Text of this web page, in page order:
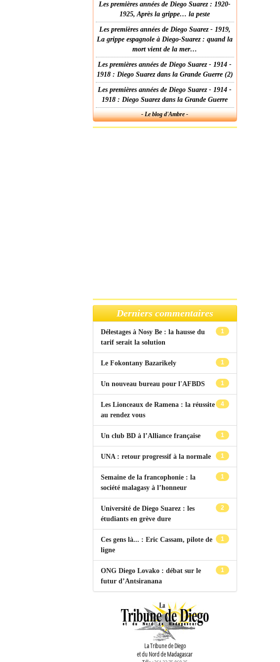
Les premières années de Diego Suarez : 1920-
1925, Après la grippe… la peste
Les premières années de Diego Suarez - 1919,
La grippe espagnole à Diego-Suarez : quand la
mort vient de la mer…
Les premières années de Diego Suarez - 1914 -
1918 : Diego Suarez dans la Grande Guerre (2)
Les premières années de Diego Suarez - 1914 -
1918 : Diego Suarez dans la Grande Guerre
- Le blog d'Ambre -
Derniers commentaires
1
Délestages à Nosy Be : la hausse du
tarif serait la solution
1
Le Fokontany Bazarikely
1
Un nouveau bureau pour l'AFBDS
4
Les Lionceaux de Ramena : la réussite
au rendez vous
1
Un club BD à l’Alliance française
1
UNA : retour progressif à la normale
1
Semaine de la francophonie : la
société malagasy à l’honneur
2
Université de Diego Suarez : les
étudiants en grève dure
1
Ces gens là... : Eric Cassam, pilote de
ligne
1
ONG Diego Lovako : débat sur le
futur d’Antsiranana
La Tribune de Diego
et du Nord de Madagascar